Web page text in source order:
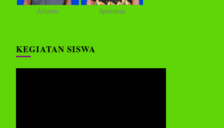
Arianto Sparman
KEGIATAN SISWA